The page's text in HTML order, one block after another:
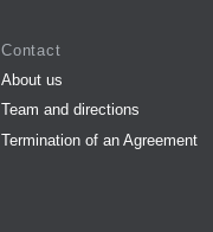
Contact
About us
Team and directions
Termination of an Agreement